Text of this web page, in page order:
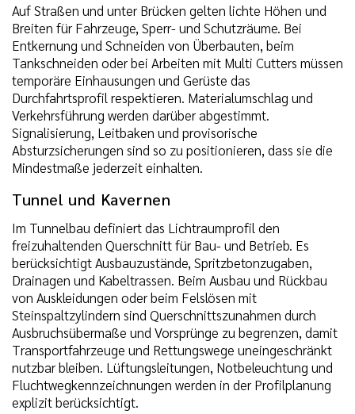
Auf Straßen und unter Brücken gelten lichte Höhen und
Breiten für Fahrzeuge, Sperr- und Schutzräume. Bei
Entkernung und Schneiden von Überbauten, beim
Tankschneiden oder bei Arbeiten mit Multi Cutters müssen
temporäre Einhausungen und Gerüste das
Durchfahrtsprofil respektieren. Materialumschlag und
Verkehrsführung werden darüber abgestimmt.
Signalisierung, Leitbaken und provisorische
Absturzsicherungen sind so zu positionieren, dass sie die
Mindestmaße jederzeit einhalten.
Tunnel und Kavernen
Im Tunnelbau definiert das Lichtraumprofil den
freizuhaltenden Querschnitt für Bau- und Betrieb. Es
berücksichtigt Ausbauzustände, Spritzbetonzugaben,
Drainagen und Kabeltrassen. Beim Ausbau und Rückbau
von Auskleidungen oder beim Felslösen mit
Steinspaltzylindern sind Querschnittszunahmen durch
Ausbruchsübermaße und Vorsprünge zu begrenzen, damit
Transportfahrzeuge und Rettungswege uneingeschränkt
nutzbar bleiben. Lüftungsleitungen, Notbeleuchtung und
Fluchtwegkennzeichnungen werden in der Profilplanung
explizit berücksichtigt.